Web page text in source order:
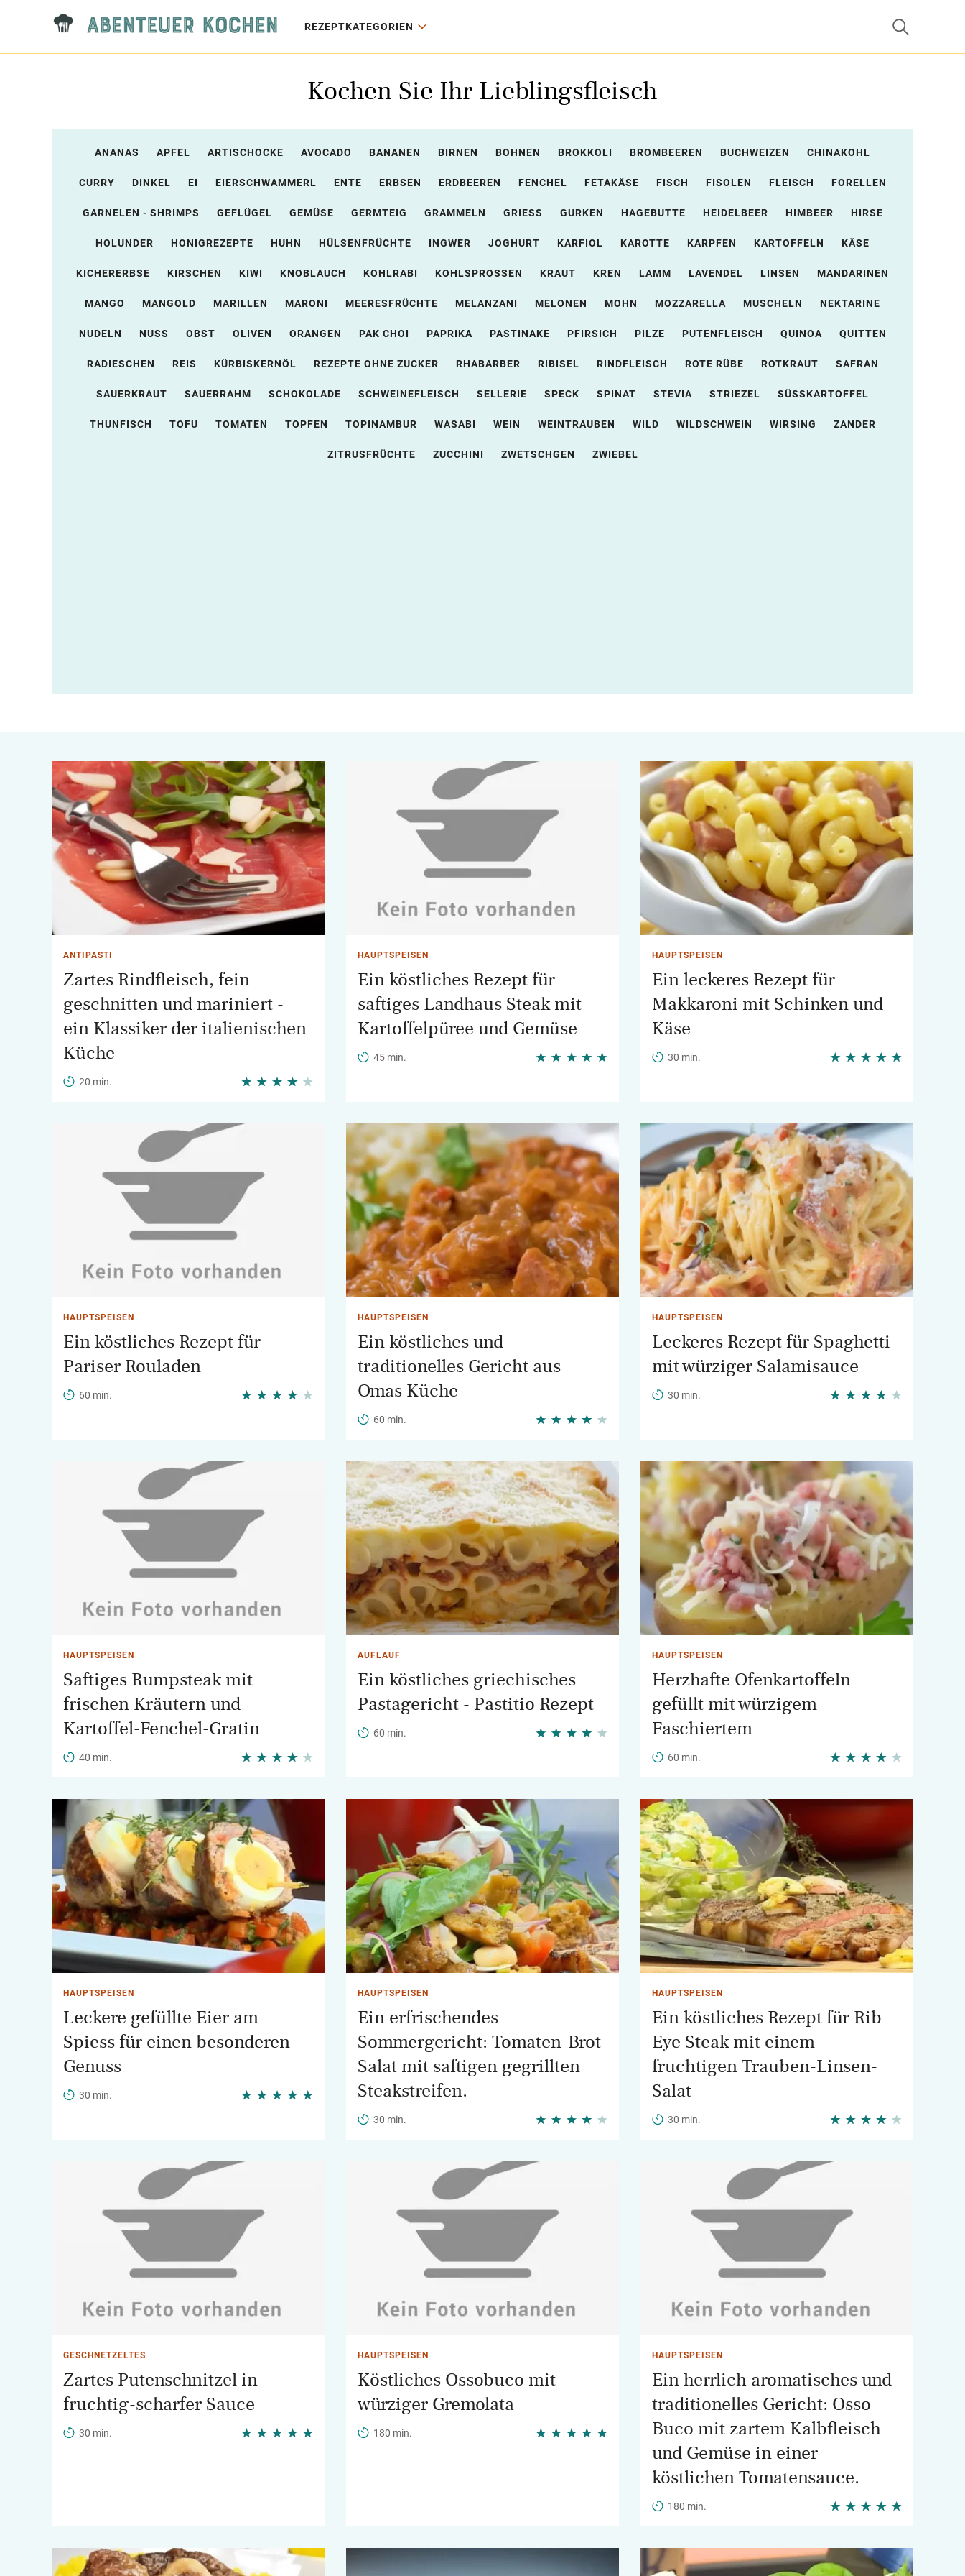
REZEPTKATEGORIEN
Kochen Sie Ihr Lieblingsfleisch
ANANAS APFEL ARTISCHOCKE AVOCADO BANANEN BIRNEN BOHNEN BROKKOLI BROMBEEREN BUCHWEIZEN CHINAKOHL
CURRY DINKEL EI EIERSCHWAMMERL ENTE ERBSEN ERDBEEREN FENCHEL FETAKÄSE FISCH FISOLEN FLEISCH FORELLEN
GARNELEN - SHRIMPS GEFLÜGEL GEMÜSE GERMTEIG GRAMMELN GRIESS GURKEN HAGEBUTTE HEIDELBEER HIMBEER HIRSE
HOLUNDER HONIGREZEPTE HUHN HÜLSENFRÜCHTE INGWER JOGHURT KARFIOL KAROTTE KARPFEN KARTOFFELN KÄSE
KICHERERBSE KIRSCHEN KIWI KNOBLAUCH KOHLRABI KOHLSPROSSEN KRAUT KREN LAMM LAVENDEL LINSEN MANDARINEN
MANGO MANGOLD MARILLEN MARONI MEERESFRÜCHTE MELANZANI MELONEN MOHN MOZZARELLA MUSCHELN NEKTARINE
NUDELN NUSS OBST OLIVEN ORANGEN PAK CHOI PAPRIKA PASTINAKE PFIRSICH PILZE PUTENFLEISCH QUINOA QUITTEN
RADIESCHEN REIS KÜRBISKERNÖL REZEPTE OHNE ZUCKER RHABARBER RIBISEL RINDFLEISCH ROTE RÜBE ROTKRAUT SAFRAN
SAUERKRAUT SAUERRAHM SCHOKOLADE SCHWEINEFLEISCH SELLERIE SPECK SPINAT STEVIA STRIEZEL SÜSSKARTOFFEL
THUNFISCH TOFU TOMATEN TOPFEN TOPINAMBUR WASABI WEIN WEINTRAUBEN WILD WILDSCHWEIN WIRSING ZANDER
ZITRUSFRÜCHTE ZUCCHINI ZWETSCHGEN ZWIEBEL
ANTIPASTI
Zartes Rindfleisch, fein
geschnitten und mariniert -
ein Klassiker der italienischen
Küche
20 min.
HAUPTSPEISEN
Ein köstliches Rezept für
saftiges Landhaus Steak mit
Kartoffelpüree und Gemüse
45 min.
HAUPTSPEISEN
Ein leckeres Rezept für
Makkaroni mit Schinken und
Käse
30 min.
HAUPTSPEISEN
Ein köstliches Rezept für
Pariser Rouladen
60 min.
HAUPTSPEISEN
Ein köstliches und
traditionelles Gericht aus
Omas Küche
60 min.
HAUPTSPEISEN
Leckeres Rezept für Spaghetti
mit würziger Salamisauce
30 min.
HAUPTSPEISEN
Saftiges Rumpsteak mit
frischen Kräutern und
Kartoffel-Fenchel-Gratin
40 min.
AUFLAUF
Ein köstliches griechisches
Pastagericht - Pastitio Rezept
60 min.
HAUPTSPEISEN
Herzhafte Ofenkartoffeln
gefüllt mit würzigem
Faschiertem
60 min.
HAUPTSPEISEN
Leckere gefüllte Eier am
Spiess für einen besonderen
Genuss
30 min.
HAUPTSPEISEN
Ein erfrischendes
Sommergericht: Tomaten-Brot-
Salat mit saftigen gegrillten
Steakstreifen.
30 min.
HAUPTSPEISEN
Ein köstliches Rezept für Rib
Eye Steak mit einem
fruchtigen Trauben-Linsen-
Salat
30 min.
GESCHNETZELTES
Zartes Putenschnitzel in
fruchtig-scharfer Sauce
30 min.
HAUPTSPEISEN
Köstliches Ossobuco mit
würziger Gremolata
180 min.
HAUPTSPEISEN
Ein herrlich aromatisches und
traditionelles Gericht: Osso
Buco mit zartem Kalbfleisch
und Gemüse in einer
köstlichen Tomatensauce.
180 min.